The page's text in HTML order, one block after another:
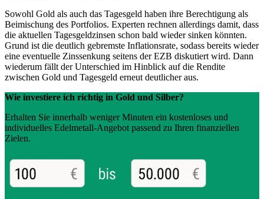
Sowohl Gold als auch das Tagesgeld haben ihre Berechtigung als
Beimischung des Portfolios. Experten rechnen allerdings damit, dass
die aktuellen Tagesgeldzinsen schon bald wieder sinken könnten.
Grund ist die deutlich gebremste Inflationsrate, sodass bereits wieder
eine eventuelle Zinssenkung seitens der EZB diskutiert wird. Dann
wiederum fällt der Unterschied im Hinblick auf die Rendite
zwischen Gold und Tagesgeld erneut deutlicher aus.
Wie investiere ich richtig in Gold und Silber?
Erhalten Sie innerhalb weniger Minuten ein kostenloses und
individuelles Edelmetall-Angebot passend zu Ihren finanziellen
Zielen.